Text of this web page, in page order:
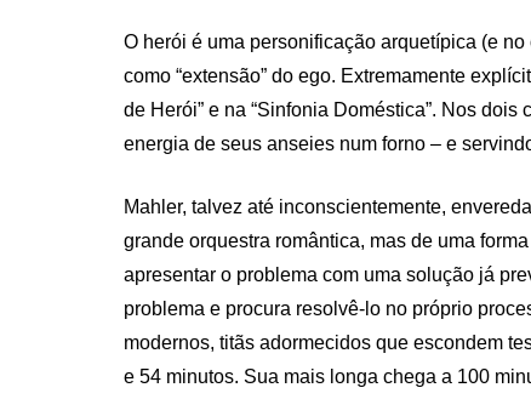
O herói é uma personificação arquetípica (e
como “extensão” do ego. Extremamente
de Herói” e na “Sinfonia Doméstica”. Nos
energia de seus anseies num forno – e
Mahler, talvez até inconscientemente,
grande orquestra romântica, mas de uma
apresentar o problema com uma solução já
problema e procura resolvê-lo no próprio
modernos, titãs adormecidos que escondem
e 54 minutos. Sua mais longa chega a 100